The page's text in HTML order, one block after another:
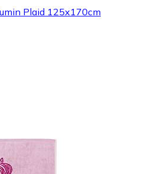
Plaid 125x170cm